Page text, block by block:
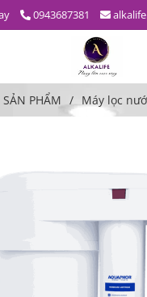
0943687381
SẢN PHẨM / Máy lọc